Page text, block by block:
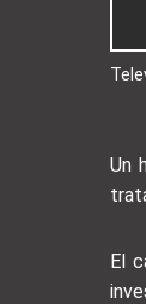
Un
El